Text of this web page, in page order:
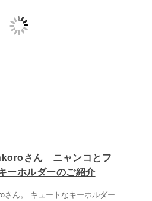
さん ニャンコとフ
ーホルダーのご紹介
さん。 キュートなキーホルダー